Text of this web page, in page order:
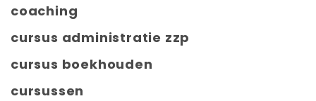
coaching
cursus administratie zzp
cursus boekhouden
cursussen